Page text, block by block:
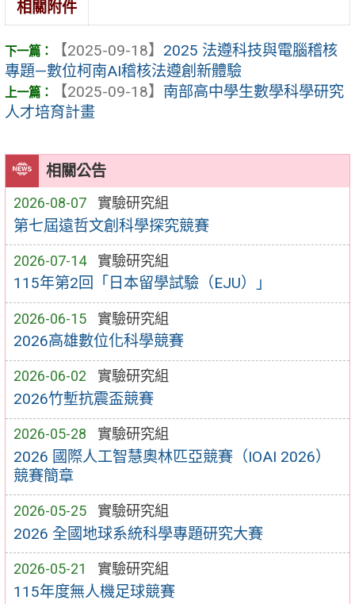
相關公告
2026-08-07 實驗研究組
第七屆遠哲文創科學探究競賽
2026-07-14 實驗研究組
115年第2回「日本留學試驗（EJU）」
2026-06-15 實驗研究組
2026高雄數位化科學競賽
2026-06-02 實驗研究組
2026竹塹抗震盃競賽
2026-05-28 實驗研究組
2026 國際人工智慧奧林匹亞競賽（IOAI 2026）
競賽簡章
2026-05-25 實驗研究組
2026 全國地球系統科學專題研究大賽
2026-05-21 實驗研究組
115年度無人機足球競賽
相關附件
【2025-09-18】 2025 法遵科技與電腦稽核
專題—數位柯南AI稽核法遵創新體驗
【2025-09-18】 南部高中學生數學科學研究
人才培育計畫